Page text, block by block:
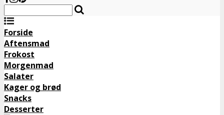
Forside
Aftensmad
Frokost
Morgenmad
Salater
Kager og brød
Snacks
Desserter